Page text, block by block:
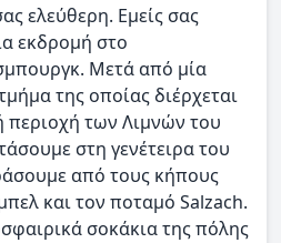
ελεύθερη. Εμείς σας
εκδρομή στο
Mετά από μία
της οποίας διέρχεται
των Λιμνών του
στη γενέτειρα του
από τους κήπους
και τον ποταμό Salzach.
σοκάκια της πόλης